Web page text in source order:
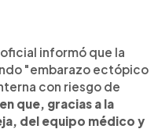
informó que la
"embarazo ectópico
con riesgo de
que, gracias a la
del equipo médico y